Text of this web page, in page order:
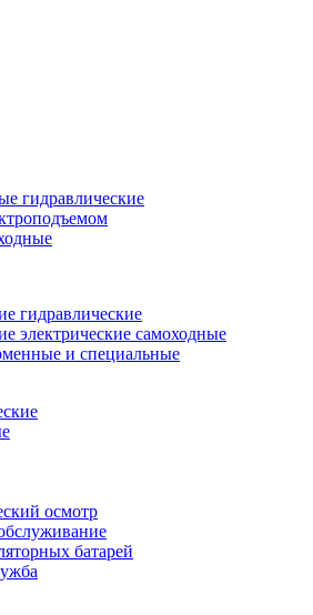
гидравлические
гидравлические
электрические самоходные
и специальные
осмотр
батарей